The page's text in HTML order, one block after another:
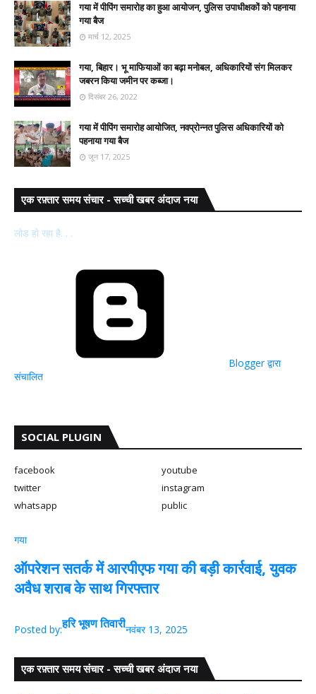
गया में पीपिंग समारोह का हुआ आयोजन, पुलिस उपाधीक्षकों को पहनाया
गया बैज
मार्च 12, 2025
गया, बिहार। भू माफियाओं का बढ़ा मनोबल, अधिकारियों संग मिलकर
जबरन किया जमीन पर कब्जा।
दिसंबर 26, 2022
गया में पीपिंग समारोह आयोजित, नवप्रोन्नत पुलिस अधिकारियों को
पहनाया गया बैज
जून 17, 2025
एक रफ़्तार समय संचार - सच्ची खबर अंदाज नया
लोड हो रहा है. . .
Blogger द्वारा
संचालित
SOCIAL PLUGIN
facebook
youtube
twitter
instagram
whatsapp
public
गया
ऑपरेशन सतर्क में आरपीएफ गया की बड़ी कार्रवाई, युवक
अवैध शराब के साथ गिरफ्तार
Posted by:हरि भूषण तिवारीनवंबर 13, 2025
एक रफ़्तार समय संचार - सच्ची खबर अंदाज नया